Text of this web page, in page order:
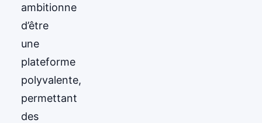
ambitionne
d’être
une
plateforme
polyvalente,
permettant
des